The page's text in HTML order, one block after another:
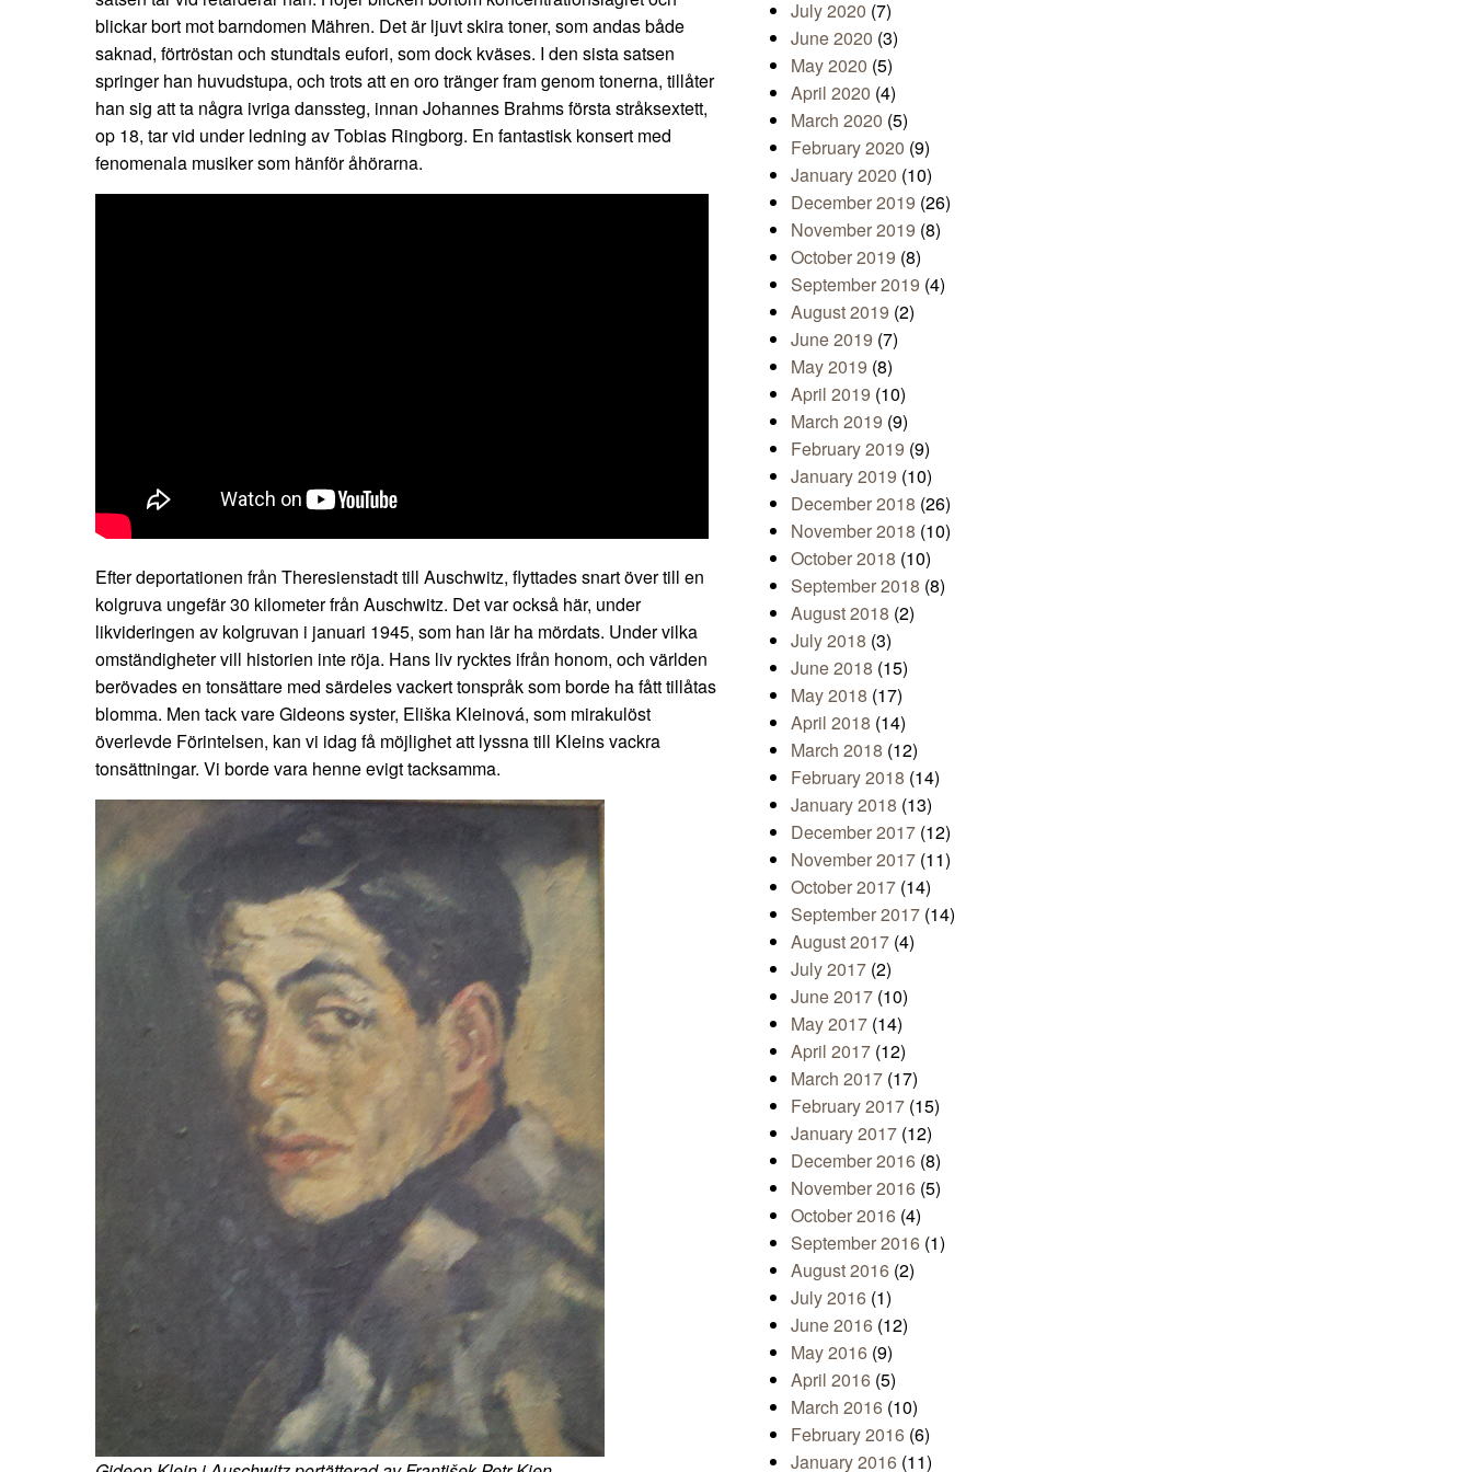
blickar bort mot barndomen Mähren. Det är ljuvt skira toner, som andas både
saknad, förtröstan och stundtals eufori, som dock kväses. I den sista satsen
springer han huvudstupa, och trots att en oro tränger fram genom tonerna, tillåter
han sig att ta några ivriga danssteg, innan Johannes Brahms första stråksextett,
op 18, tar vid under ledning av Tobias Ringborg. En fantastisk konsert med
fenomenala musiker som hänför åhörarna.
Efter deportationen från Theresienstadt till Auschwitz, flyttades snart över till en
kolgruva ungefär 30 kilometer från Auschwitz. Det var också här, under
likvideringen av kolgruvan i januari 1945, som han lär ha mördats. Under vilka
omständigheter vill historien inte röja. Hans liv rycktes ifrån honom, och världen
berövades en tonsättare med särdeles vackert tonspråk som borde ha fått tillåtas
blomma. Men tack vare Gideons syster, Eliška Kleinová, som mirakulöst
överlevde Förintelsen, kan vi idag få möjlighet att lyssna till Kleins vackra
tonsättningar. Vi borde vara henne evigt tacksamma.
July 2020 (7)
June 2020 (3)
May 2020 (5)
April 2020 (4)
March 2020 (5)
February 2020 (9)
January 2020 (10)
December 2019 (26)
November 2019 (8)
October 2019 (8)
September 2019 (4)
August 2019 (2)
June 2019 (7)
May 2019 (8)
April 2019 (10)
March 2019 (9)
February 2019 (9)
January 2019 (10)
December 2018 (26)
November 2018 (10)
October 2018 (10)
September 2018 (8)
August 2018 (2)
July 2018 (3)
June 2018 (15)
May 2018 (17)
April 2018 (14)
March 2018 (12)
February 2018 (14)
January 2018 (13)
December 2017 (12)
November 2017 (11)
October 2017 (14)
September 2017 (14)
August 2017 (4)
July 2017 (2)
June 2017 (10)
May 2017 (14)
April 2017 (12)
March 2017 (17)
February 2017 (15)
January 2017 (12)
December 2016 (8)
November 2016 (5)
October 2016 (4)
September 2016 (1)
August 2016 (2)
July 2016 (1)
June 2016 (12)
May 2016 (9)
April 2016 (5)
March 2016 (10)
February 2016 (6)
January 2016 (11)